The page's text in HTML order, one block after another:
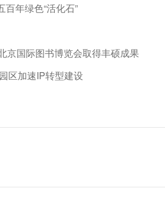
年绿色“活化石”
国际图书博览会取得丰硕成果
区加速IP转型建设